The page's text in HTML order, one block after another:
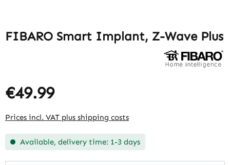
FIBARO Smart Implant, Z-Wave Plus
€49.99
Prices incl. VAT plus shipping costs
Available, delivery time: 1-3 days